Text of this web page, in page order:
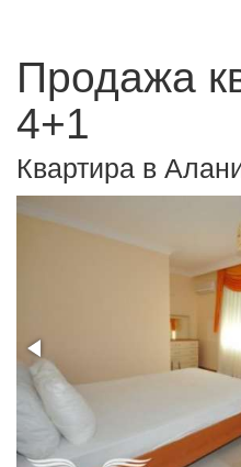
Продажа
4+1
Квартира в